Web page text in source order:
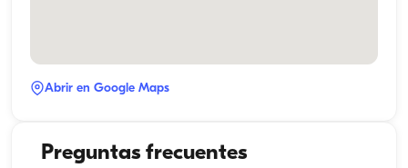
Abrir en Google Maps
Preguntas frecuentes